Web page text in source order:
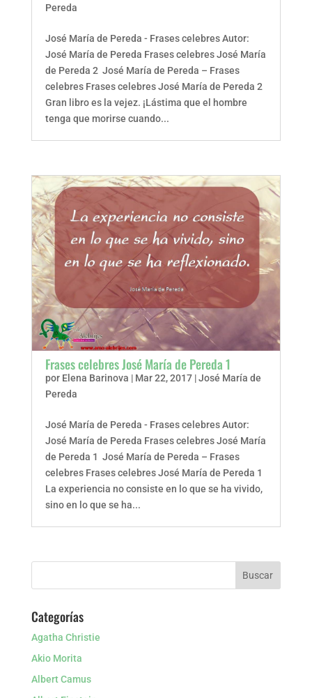
Pereda
José María de Pereda - Frases celebres Autor:
José María de Pereda Frases celebres José María
de Pereda 2 José María de Pereda – Frases
celebres Frases celebres José María de Pereda 2
Gran libro es la vejez. ¡Lástima que el hombre
tenga que morirse cuando...
Frases celebres José María de Pereda 1
por Elena Barinova | Mar 22, 2017|José María de
Pereda
José María de Pereda - Frases celebres Autor:
José María de Pereda Frases celebres José María
de Pereda 1 José María de Pereda – Frases
celebres Frases celebres José María de Pereda 1
La experiencia no consiste en lo que se ha vivido,
sino en lo que se ha...
Categorías
Agatha Christie
Akio Morita
Albert Camus